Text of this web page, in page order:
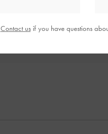
Contact usif you have questions